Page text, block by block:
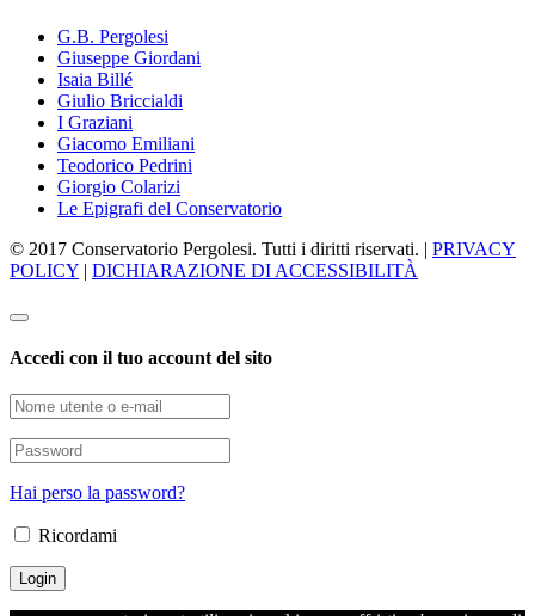
G.B. Pergolesi
Giuseppe Giordani
Isaia Billé
Giulio Briccialdi
I Graziani
Giacomo Emiliani
Teodorico Pedrini
Giorgio Colarizi
Le Epigrafi del Conservatorio
© 2017 Conservatorio Pergolesi. Tutti i diritti riservati. | PRIVACY
POLICY | DICHIARAZIONE DI ACCESSIBILITÀ
Accedi con il tuo account del sito
Hai perso la password?
Ricordami